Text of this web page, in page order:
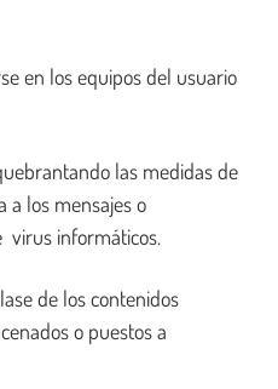
en los equipos del usuario
las medidas de
a los mensajes o
informáticos.
de los contenidos
o puestos a